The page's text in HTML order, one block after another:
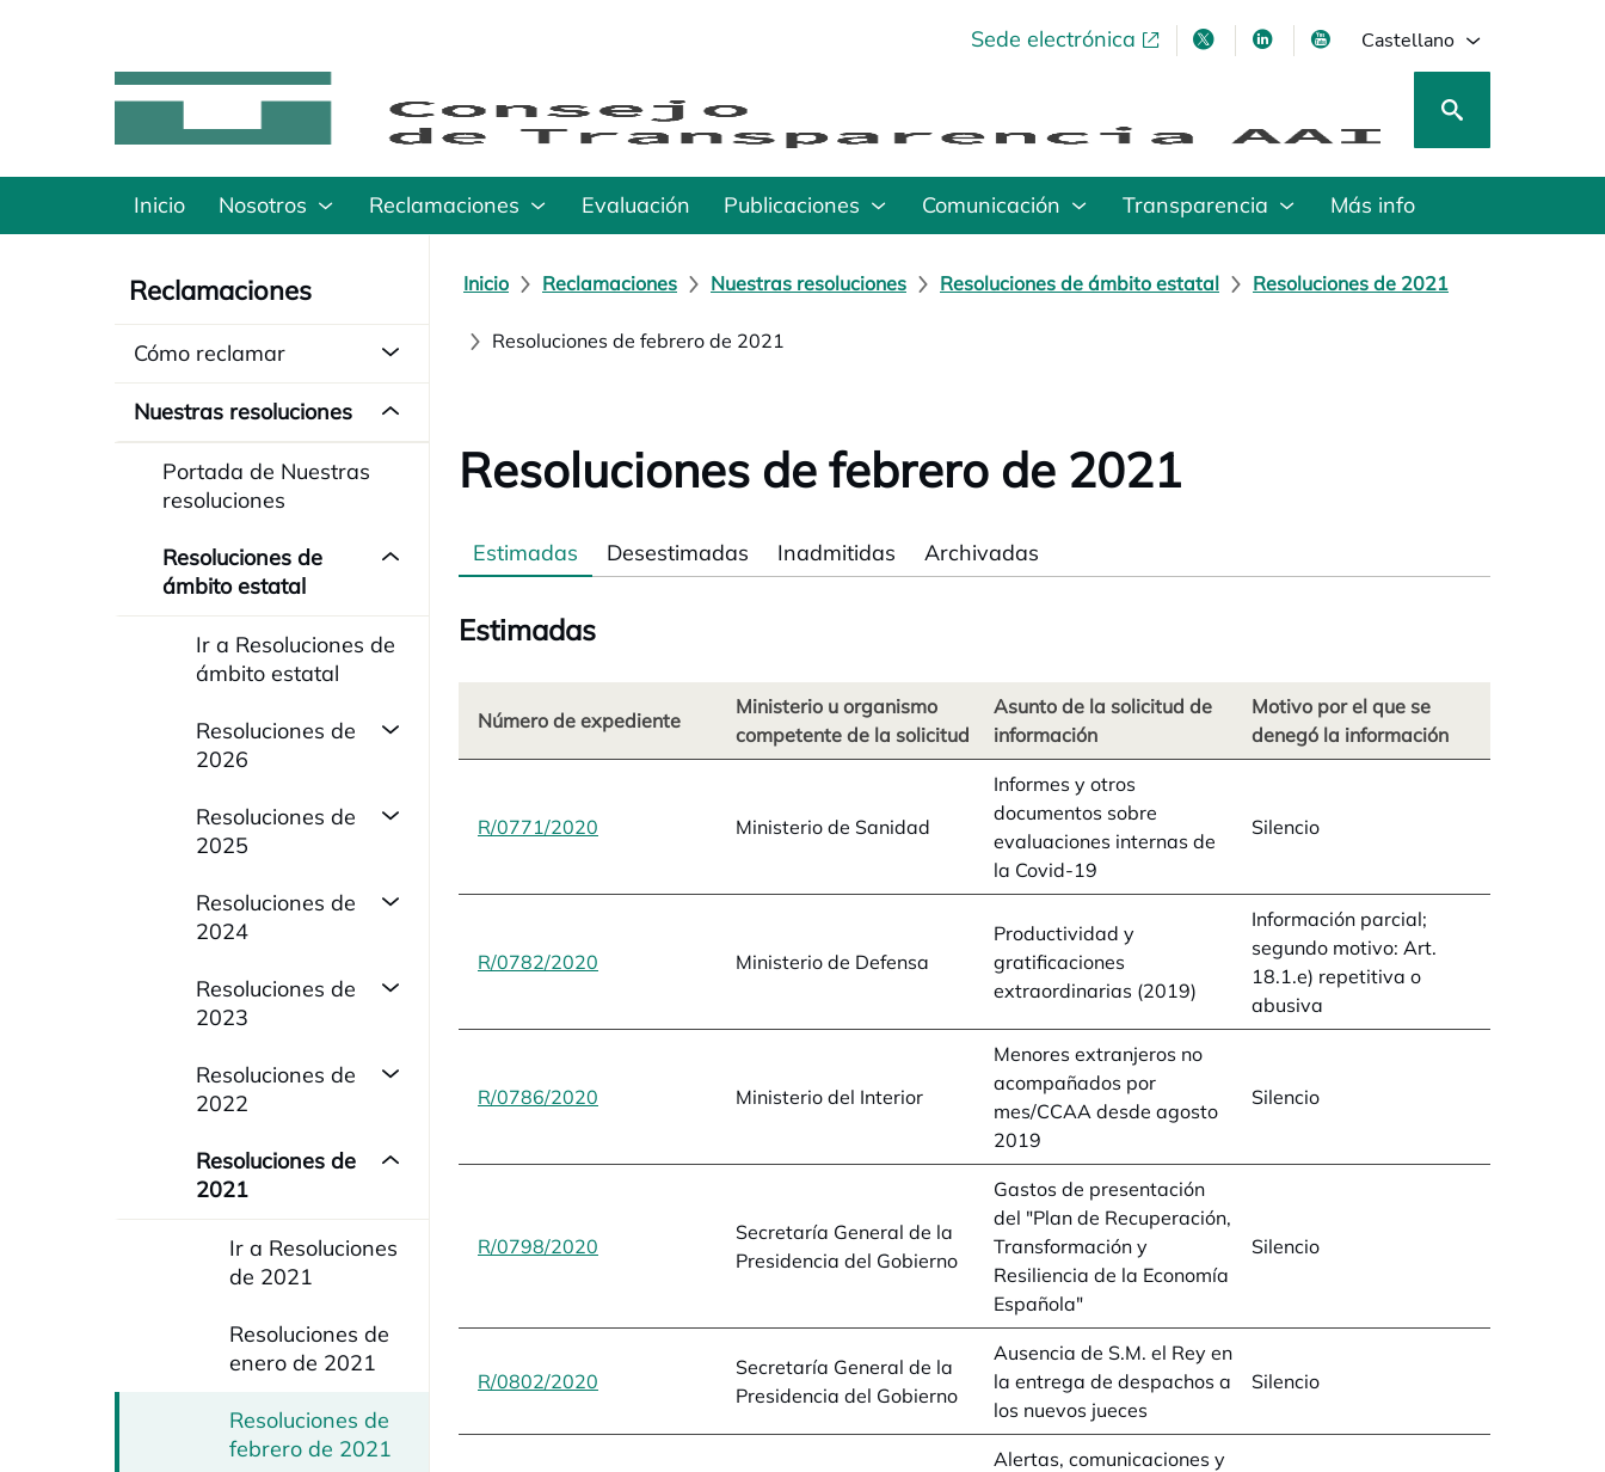
Sede electrónicase abre en una pestaña nueva
se abre en una pestaña nueva
se abre en una pestaña nueva
se abre en una pestaña
Castellano
Inicio Nosotros Reclamaciones Evaluación Publicaciones Comunicación Transparencia Más info
Reclamaciones
Cómo reclamar
Nuestras resoluciones
Portada de Nuestras
resoluciones
Resoluciones de
ámbito estatal
Ir a Resoluciones de
ámbito estatal
Resoluciones de
2026
Resoluciones de
2025
Resoluciones de
2024
Resoluciones de
2023
Resoluciones de
2022
Resoluciones de
2021
Ir a Resoluciones
de 2021
Resoluciones de
enero de 2021
Resoluciones de
febrero de 2021
Inicio Reclamaciones Nuestras resoluciones Resoluciones de ámbito estatal Resoluciones de 2021
Resoluciones de febrero de 2021
Resoluciones de febrero de 2021
Estimadas Desestimadas Inadmitidas Archivadas
Estimadas
Número de expediente
Ministerio u organismo
competente de la solicitud
Asunto de la solicitud de
información
Motivo por el que se
denegó la información
R/0771/2020 se abre en una pestaña nueva
Ministerio de Sanidad
Informes y otros
documentos sobre
evaluaciones internas de
la Covid-19
Silencio
R/0782/2020 se abre en una pestaña nueva
Ministerio de Defensa
Productividad y
gratificaciones
extraordinarias (2019)
Información parcial;
segundo motivo: Art.
18.1.e) repetitiva o
abusiva
R/0786/2020 se abre en una pestaña nueva
Ministerio del Interior
Menores extranjeros no
acompañados por
mes/CCAA desde agosto
2019
Silencio
R/0798/2020 se abre en una pestaña nueva
Secretaría General de la
Presidencia del Gobierno
Gastos de presentación
del "Plan de Recuperación,
Transformación y
Resiliencia de la Economía
Española"
Silencio
R/0802/2020 se abre en una pestaña nueva
Secretaría General de la
Presidencia del Gobierno
Ausencia de S.M. el Rey en
la entrega de despachos a
los nuevos jueces
Silencio
Alertas, comunicaciones y